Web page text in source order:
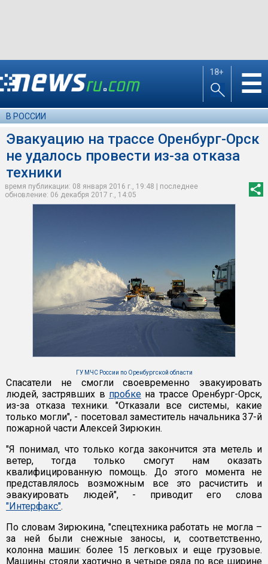
18+ ☰
В РОССИИ
Эвакуацию на трассе Оренбург-Орск
не удалось провести из-за отказа
техники
время публикации: 08 января 2016 г., 19:48 | последнее
обновление: 06 декабря 2017 г., 14:05
ГУ МЧС России по Оренбургской области
Спасатели не смогли своевременно эвакуировать
людей, застрявших в пробке на трассе Оренбург-Орск,
из-за отказа техники. "Отказали все системы, какие
только могли", - посетовал заместитель начальника 37-й
пожарной части Алексей Зирюкин.
"Я понимал, что только когда закончится эта метель и
ветер, тогда только смогут нам оказать
квалифицированную помощь. До этого момента не
представлялось возможным все это расчистить и
эвакуировать людей", - приводит его слова
"Интерфакс".
По словам Зирюкина, "спецтехника работать не могла –
за ней были снежные заносы, и, соответственно,
колонна машин: более 15 легковых и еще грузовые.
Машины стояли хаотично в четыре ряда по все ширине